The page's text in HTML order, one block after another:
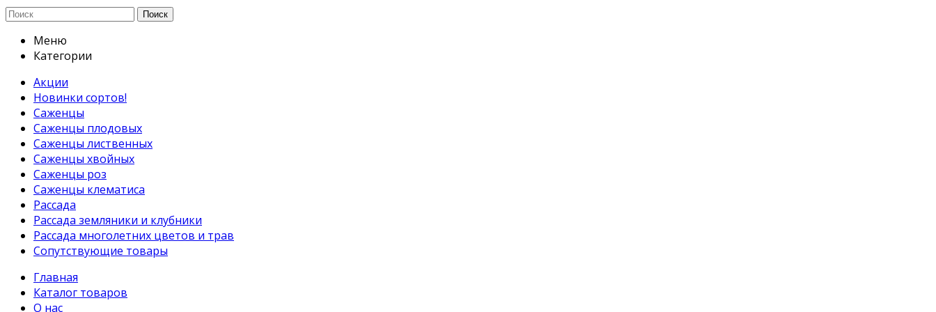
Поиск
Меню
Категории
Акции
Новинки сортов!
Саженцы
Саженцы плодовых
Саженцы лиственных
Саженцы хвойных
Саженцы роз
Саженцы клематиса
Рассада
Рассада земляники и клубники
Рассада многолетних цветов и трав
Сопутствующие товары
Главная
Каталог товаров
О нас